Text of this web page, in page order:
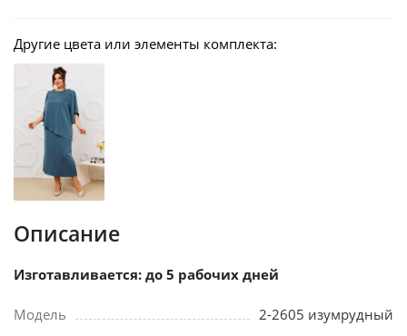
Другие цвета или элементы комплекта:
Описание
Изготавливается: до 5 рабочих дней
Модель
2-2605 изумрудный